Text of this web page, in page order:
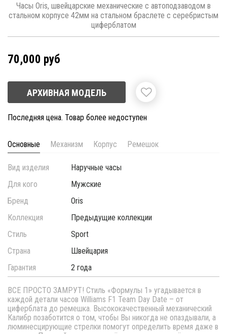
Часы Oris, швейцарские механические с автоподзаводом в
стальном корпусе 42мм на стальном браслете с серебристым
циферблатом
70,000 руб
АРХИВНАЯ МОДЕЛЬ
Последняя цена. Товар более недоступен
Основные Механизм Корпус Ремешок
Вид изделия
Наручные часы
Для кого
Мужские
Бренд
Oris
Коллекция
Предыдущие коллекции
Стиль
Sport
Страна
Швейцария
Гарантия
2 года
ВСЕ ПРОСТО ЗАМРУТ! Стиль «Формулы 1» угадывается в
каждой детали часов Williams F1 Team Day Date – от
циферблата до ремешка. Высококачественный механический
Калибр позаботится о том, чтобы Вы никогда не опаздывали, а
люминесцирующие стрелки помогут определить время даже в